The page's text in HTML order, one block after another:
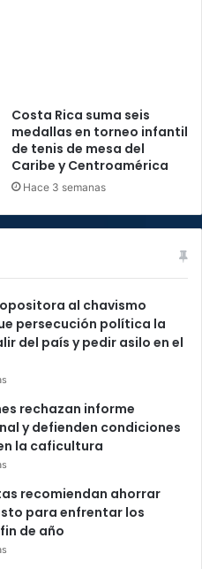
Costa Rica suma seis
medallas en torneo infantil
de tenis de mesa del
Caribe y Centroamérica
Hace 3 semanas
al chavismo
persecución política la
del país y pedir asilo en el
rechazan informe
y defienden condiciones
la caficultura
recomiendan ahorrar
para enfrentar los
de año